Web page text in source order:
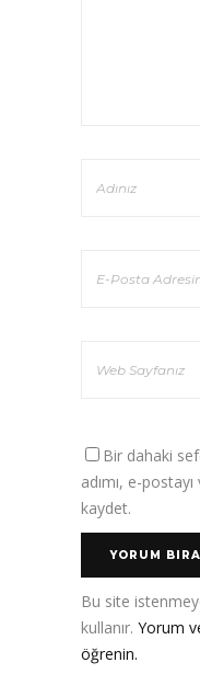
Bir dahaki
adımı, e-
kaydet.
Bu site
kullanır. Yorum
öğrenin.